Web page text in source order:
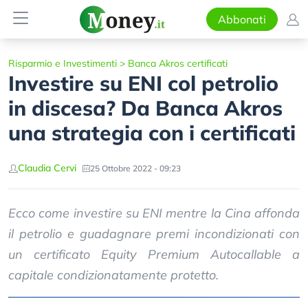
Abbonati
Risparmio e Investimenti > Banca Akros certificati
Investire su ENI col petrolio
in discesa? Da Banca Akros
una strategia con i certificati
Claudia Cervi 25 Ottobre 2022 - 09:23
Ecco come investire su ENI mentre la Cina affonda
il petrolio e guadagnare premi incondizionati con
un certificato Equity Premium Autocallable a
capitale condizionatamente protetto.